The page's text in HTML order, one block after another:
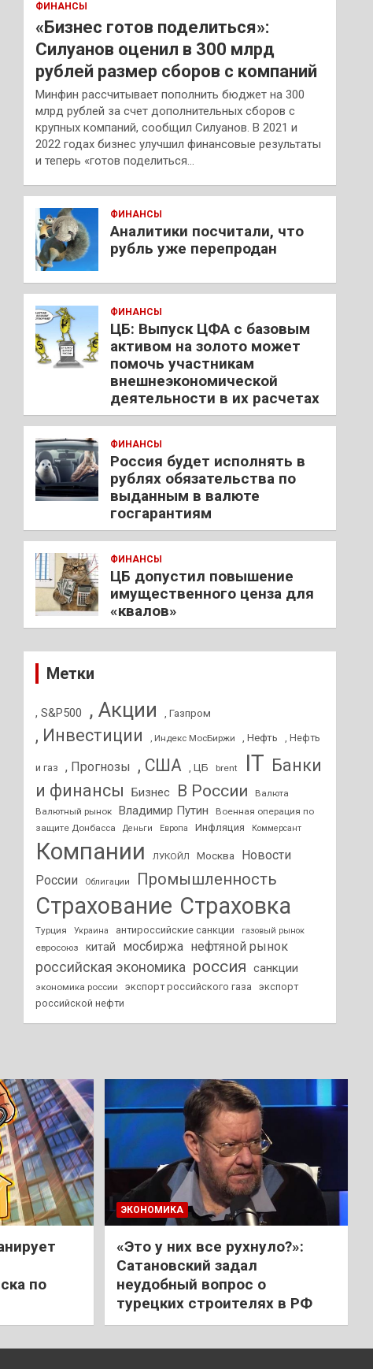
ФИНАНСЫ
«Бизнес готов поделиться»:
Силуанов оценил в 300 млрд
рублей размер сборов с компаний
Минфин рассчитывает пополнить бюджет на 300
млрд рублей за счет дополнительных сборов с
крупных компаний, сообщил Силуанов. В 2021 и
2022 годах бизнес улучшил финансовые результаты
и теперь «готов поделиться…
ФИНАНСЫ
Аналитики посчитали, что
рубль уже перепродан
ФИНАНСЫ
ЦБ: Выпуск ЦФА с базовым
активом на золото может
помочь участникам
внешнеэкономической
деятельности в их расчетах
ФИНАНСЫ
Россия будет исполнять в
рублях обязательства по
выданным в валюте
госгарантиям
ФИНАНСЫ
ЦБ допустил повышение
имущественного ценза для
«квалов»
Метки
, S&P500 , Акции , Газпром
, Инвестиции , Индекс МосБиржи , Нефть , Нефть
и газ , Прогнозы , США , ЦБ brent IT Банки
и финансы
Бизнес В России
Валюта
Валютный рынок
Владимир Путин
Военная операция по
защите Донбасса
Деньги Европа Инфляция Коммерсант
Компании ЛУКОЙЛ Москва
Новости
России
Облигации Промышленность
Страхование Страховка
Турция Украина антироссийские санкции газовый рынок
евросоюз китай мосбиржа нефтяной рынок
российская экономика россия санкции
экономика россии экспорт российского газа
экспорт
российской нефти
по
ЭКОНОМИКА
«Это у них все рухнуло?»:
Сатановский задал
неудобный вопрос о
турецких строителях в РФ